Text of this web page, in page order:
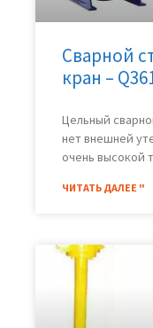
Сварной
кран –
Цельный
нет внешней
очень высокой
ЧИТАТЬ ДАЛЕЕ "